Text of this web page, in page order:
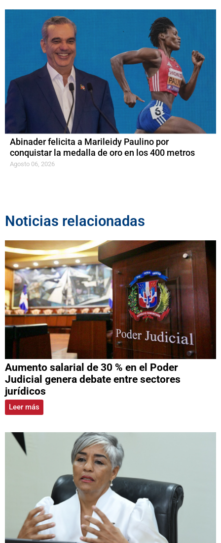
Abinader felicita a Marileidy Paulino por
conquistar la medalla de oro en los 400 metros
Agosto 06, 2026
Noticias relacionadas
Aumento salarial de 30 % en el Poder
Judicial genera debate entre sectores
jurídicos
Leer más